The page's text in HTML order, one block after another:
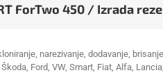
ForTwo 450 / Izrada
narezivanje, dodavanje,
Ford, VW, Smart, Fiat, Alfa,